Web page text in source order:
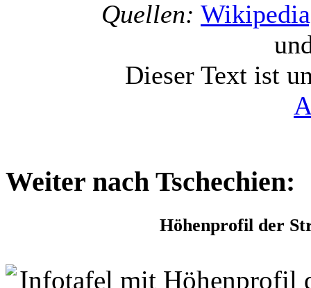
Quellen:
Dieser Text ist
Weiter nach Tschechien:
Höhenprofil der